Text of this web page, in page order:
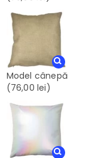
Model cânepă
(76,00 lei)